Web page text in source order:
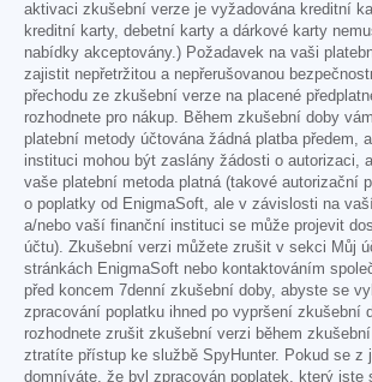
aktivaci zkušební verze je vyžadována kreditní
kreditní karty, debetní karty a dárkové karty
nabídky akceptovány.) Požadavek na vaši
zajistit nepřetržitou a nepřerušovanou
přechodu ze zkušební verze na placené
rozhodnete pro nákup. Během zkušební doby
platební metody účtována žádná platba předem,
instituci mohou být zaslány žádosti o autorizaci,
vaše platební metoda platná (takové autorizační
o poplatky od EnigmaSoft, ale v závislosti na
a/nebo vaší finanční instituci se může projevit
účtu). Zkušební verzi můžete zrušit v sekci Můj
stránkách EnigmaSoft nebo kontaktováním
před koncem 7denní zkušební doby, abyste se
zpracování poplatku ihned po vypršení zkušební
rozhodnete zrušit zkušební verzi během
ztratíte přístup ke službě SpyHunter. Pokud se z
domníváte, že byl zpracován poplatek, který jste